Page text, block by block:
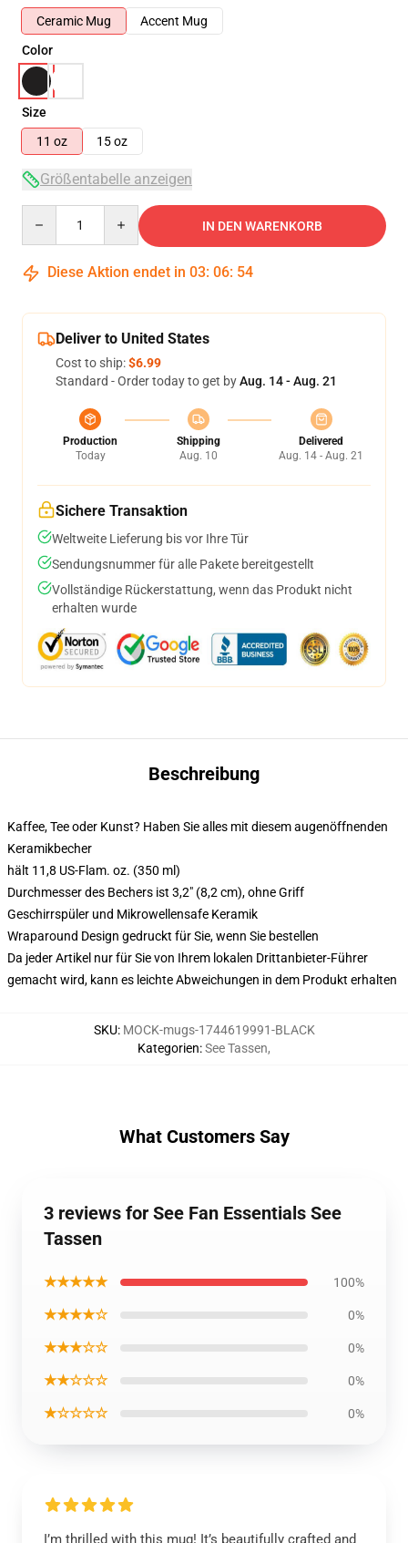
Ceramic Mug
Accent Mug
Color
Size
11 oz
15 oz
Größentabelle anzeigen
IN DEN WARENKORB
Diese Aktion endet in 03: 06: 54
Deliver to United States
Cost to ship:$6.99
Standard - Order today to get byAug. 14 - Aug. 21
Production
Today
Shipping
Aug. 10
Delivered
Aug. 14 - Aug. 21
Sichere Transaktion
Weltweite Lieferung bis vor Ihre Tür
Sendungsnummer für alle Pakete bereitgestellt
Vollständige Rückerstattung, wenn das Produkt nicht
erhalten wurde
Beschreibung
Kaffee, Tee oder Kunst? Haben Sie alles mit diesem augenöffnenden
Keramikbecher
hält 11,8 US-Flam. oz. (350 ml)
Durchmesser des Bechers ist 3,2" (8,2 cm), ohne Griff
Geschirrspüler und Mikrowellensafe Keramik
Wraparound Design gedruckt für Sie, wenn Sie bestellen
Da jeder Artikel nur für Sie von Ihrem lokalen Drittanbieter-Führer
gemacht wird, kann es leichte Abweichungen in dem Produkt erhalten
SKU: MOCK-mugs-1744619991-BLACK
Kategorien:See Tassen,
What Customers Say
3 reviews for See Fan Essentials See
Tassen
★★★★★ 100%
★★★★☆ 0%
★★★☆☆ 0%
★★☆☆☆ 0%
★☆☆☆☆ 0%
I’m thrilled with this mug! It’s beautifully crafted and